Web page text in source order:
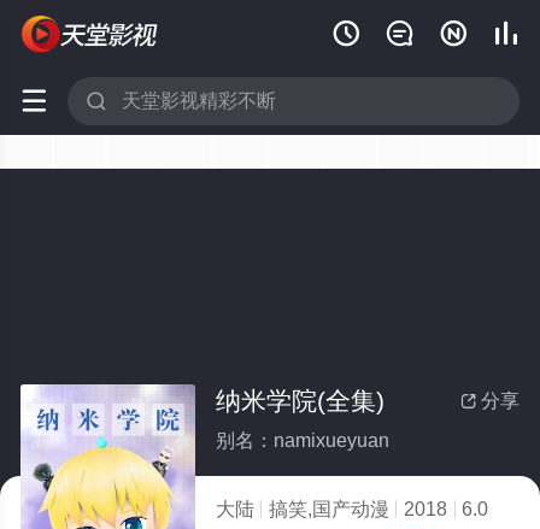
   
 
 分享
纳米学院(全集)
别名：namixueyuan
大陆 搞笑,国产动漫 2018
6.0